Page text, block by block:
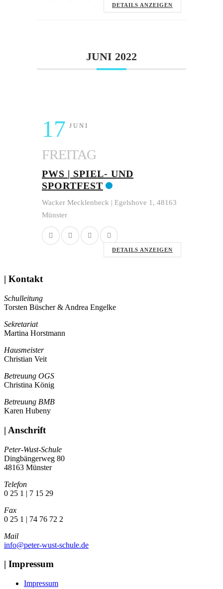
DETAILS ANZEIGEN
JUNI 2022
17 JUNI
FREITAG
PWS | SPIEL- UND
SPORTFEST
Wacker Mecklenbeck | Egelshove 1, 48163
Münster
DETAILS ANZEIGEN
| Kontakt
Schulleitung
Torsten Büscher & Andrea Engelke
Sekretariat
Martina Horstmann
Hausmeister
Christian Veit
Betreuung OGS
Christina König
Betreuung BMB
Karen Hubeny
| Anschrift
Peter-Wust-Schule
Dingbängerweg 80
48163 Münster
Telefon
0 25 1 | 7 15 29
Fax
0 25 1 | 74 76 72 2
Mail
info@peter-wust-schule.de
| Impressum
Impressum